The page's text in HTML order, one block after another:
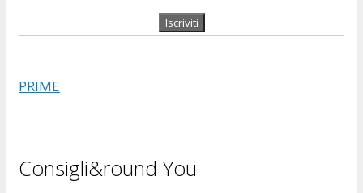
PRIME
Consigli&round You